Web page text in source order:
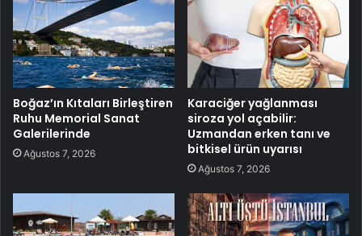
Boğaz’ın Kıtaları Birleştiren
Ruhu Memorial Sanat
Galerilerinde
Ağustos 7, 2026
Karaciğer yağlanması
siroza yol açabilir:
Uzmandan erken tanı ve
bitkisel ürün uyarısı
Ağustos 7, 2026